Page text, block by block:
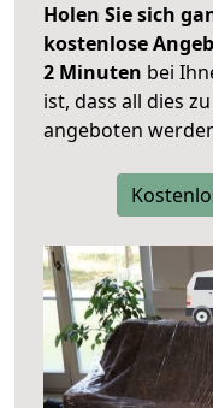
Holen Sie sich
kostenlose
2 Minuten bei
ist, dass all dies
angeboten